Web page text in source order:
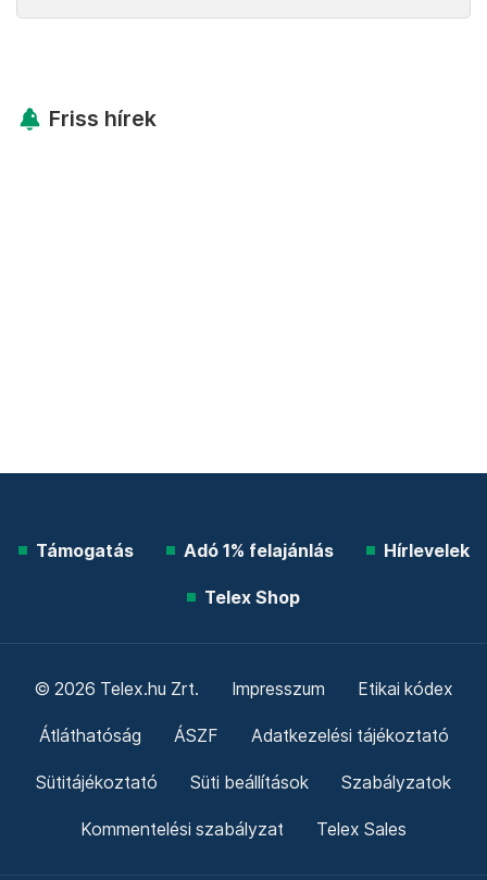
Friss hírek
Támogatás Adó 1% felajánlás Hírlevelek
Telex Shop
© 2026 Telex.hu Zrt. Impresszum Etikai kódex
Átláthatóság ÁSZF Adatkezelési tájékoztató
Sütitájékoztató Süti beállítások Szabályzatok
Kommentelési szabályzat Telex Sales